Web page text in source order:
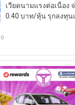
เวียดนามแรงต่อเนื่อง
0.40 บาท/หุ้น รุกลงทุ
0